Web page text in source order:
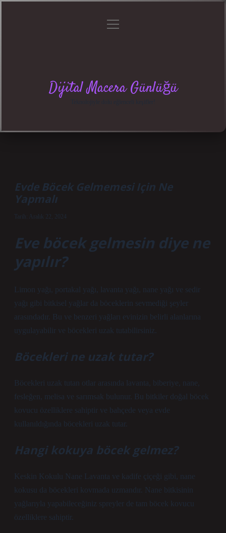
menüyü
Dijital Macera Günlüğü
Evde Böcek Gelmemesi Için Ne
Yapmalı
Tarih: Aralık 22, 2024
Eve böcek gelmesin diye ne
yapılır?
Limon yağı, portakal yağı, lavanta yağı, nane yağı ve sedir
yağı gibi bitkisel yağlar da böceklerin sevmediği şeyler
arasındadır. Bu ve benzeri yağları evinizin belirli alanlarına
uygulayabilir ve böcekleri uzak tutabilirsiniz.
Böcekleri ne uzak tutar?
Böcekleri uzak tutan otlar arasında lavanta, biberiye, nane,
fesleğen, melisa ve sarımsak bulunur. Bu bitkiler doğal böcek
kovucu özelliklere sahiptir ve bahçede veya evde
kullanıldığında böcekleri uzak tutar.
Hangi kokuya böcek gelmez?
Keskin Kokulu Nane Lavanta ve kadife çiçeği gibi, nane
kokusu da böcekleri kovmada uzmandır. Nane bitkisinin
yağlarıyla yapabileceğiniz spreyler de tam böcek kovucu
özelliklere sahiptir.